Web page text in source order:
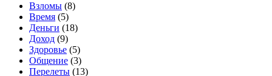
Взломы (8)
Время (5)
Деньги (18)
Доход (9)
Здоровье (5)
Общение (3)
Перелеты (13)